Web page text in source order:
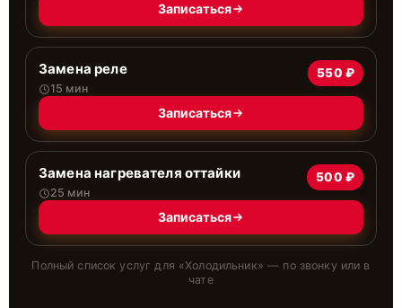
Записаться
Замена реле
15 мин
550 ₽
Записаться
Замена нагревателя оттайки
25 мин
500 ₽
Записаться
Полный список услуг для «Холодильник» — по звонку или в
чате